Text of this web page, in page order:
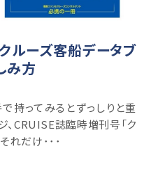
ルーズ客船データブ
み方
持ってみるとずっしりと重
、CRUISE誌臨時増刊号「ク
れだけ･･･